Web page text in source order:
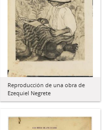
Reproducción de una obra de
Ezequiel Negrete